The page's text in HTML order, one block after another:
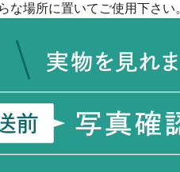
な場所に置いてご使用下さい